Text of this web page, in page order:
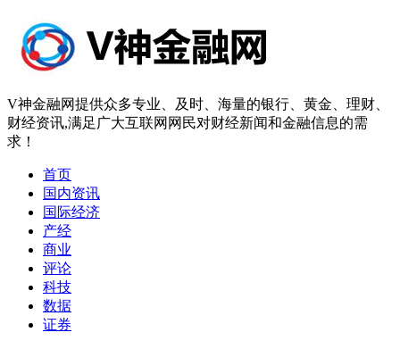
V神金融网提供众多专业、及时、海量的银行、黄金、理财、
财经资讯,满足广大互联网网民对财经新闻和金融信息的需
求！
首页
国内资讯
国际经济
产经
商业
评论
科技
数据
证券